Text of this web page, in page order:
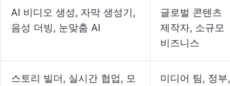
AI 비디오 생성, 자막 생성기,
음성 더빙, 눈맞춤 AI
글로벌 콘텐츠
제작자, 소규모
비즈니스
스토리 빌더, 실시간 협업, 모
미디어 팀, 정부,